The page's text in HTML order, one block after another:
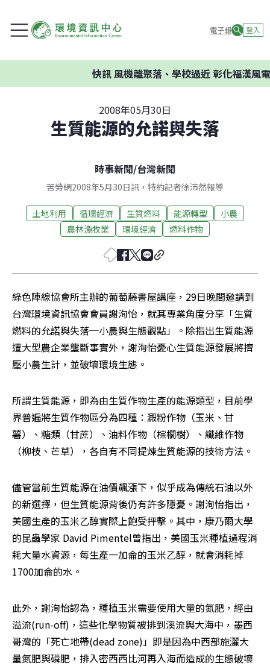
電子報 登入
快訊風機離聚落、學校過近 彰化福漢風電
2008年05月30日
生質能源的允諾與失落
時事新聞/台灣新聞
苦勞網2008年5月30日訊，特約記者徐沛然報導
土地利用 循環經濟 生質燃料 能源轉型
小農
農林漁牧業
環境經濟 燃料作物
綠色陣線協會所主辦的葡萄藤書屋講座，29日晚間邀請到
台灣環境資訊協會會員謝洵怡，就其專業角度分享「生質
燃料的允諾與失落─小農與生態觀點」。除指出生質能源
遭大型農企業壟斷事實外，謝洵怡憂心生質能源發展將擠
壓小農生計，並破壞環境生態。
所謂生質能源，即為由生質作物生產的能源類型，目前學
界普遍將生質作物區分為四種：澱粉作物（玉米、甘
薯）、糖類（甘蔗）、油料作物（棕櫚樹）、纖維作物
（柳枝、芒草），各自有不同提煉生質能源的技術方法。
儘管當前生質能源在油價飆漲下，似乎成為傳統石油以外
的新選擇，但生質能源背後仍有許多隱憂。謝洵怡指出，
美國生產的玉米乙醇實際上飽受抨擊。其中，康乃爾大學
的昆蟲學家 David Pimentel曾指出，美國玉米種植過程消
耗大量水資源，每生產一加侖的玉米乙醇，就會消耗掉
1700加侖的水。
此外，謝洵怡認為，種植玉米需要使用大量的氮肥，經由
溢流(run-off)，這些化學物質被排到溪流與大海中，墨西
哥灣的「死亡地帶(dead zone)」即是因為中西部施灑大
量氮肥與磷肥，排入密西西比河再入海而造成的生態破壞